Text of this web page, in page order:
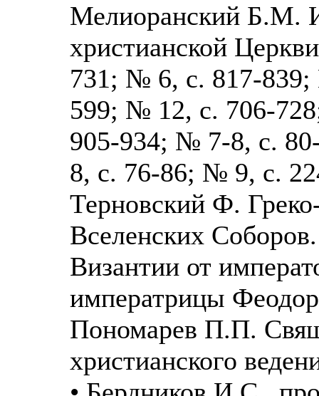
Мелиоранский Б.М.
христианской
731; № 6, с. 817-
599; № 12, с. 706-
905-934; № 7-8, с.
8, с. 76-86; № 9, с.
Терновский Ф.
Вселенских
Византии от
императрицы
Пономарев П.П.
христианского